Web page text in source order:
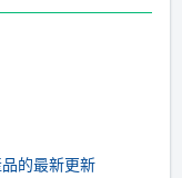
的最新更新